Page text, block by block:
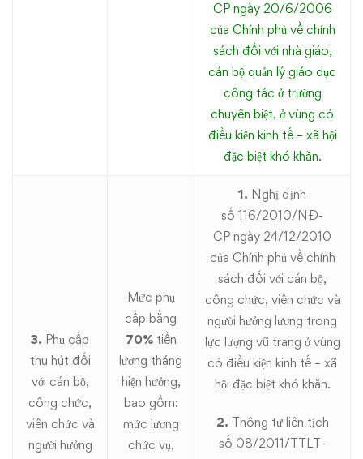
CP ngày 20/6/2006
của Chính phủ về chính
sách đối với nhà giáo,
cán bộ quản lý giáo dục
công tác ở trường
chuyên biệt, ở vùng có
điều kiện kinh tế – xã hội
đặc biệt khó khăn.
3. Phụ cấp
thu hút đối
với cán bộ,
công chức,
viên chức và
người hưởng
Mức phụ
cấp bằng
70%tiền
lương tháng
hiện hưởng,
bao gồm:
mức lương
chức vụ,
1. Nghị định
số 116/2010/NĐ-
CP ngày 24/12/2010
của Chính phủ về chính
sách đối với cán bộ,
công chức, viên chức và
người hưởng lương trong
lực lượng vũ trang ở vùng
có điều kiện kinh tế – xã
hội đặc biệt khó khăn.
2. Thông tư liên tịch
số 08/2011/TTLT-